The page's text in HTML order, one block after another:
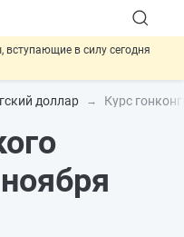
вступающие в силу сегодня
опасных товаров через
в документах предлагают
трудовых и ГПХ-
доллар Курс